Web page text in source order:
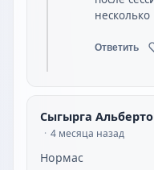
несколько
Ответить
Сыгырга
4 месяца назад
Нормас